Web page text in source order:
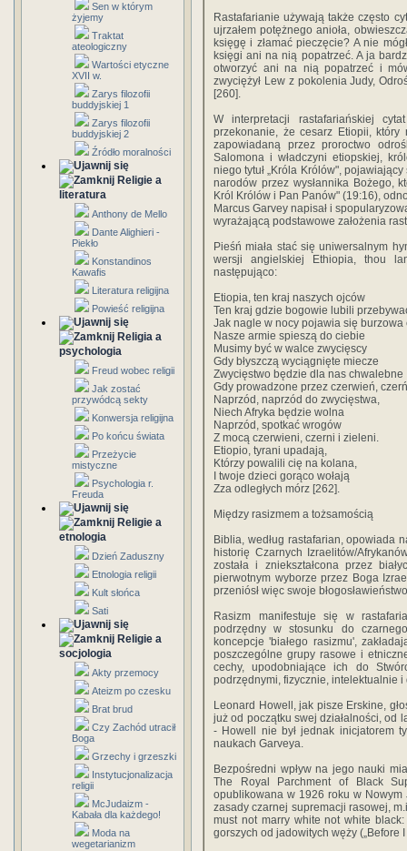
Sen w którym
żyjemy
Traktat
ateologiczny
Wartości etyczne
XVII w.
Zarys filozofii
buddyjskiej 1
Zarys filozofii
buddyjskiej 2
Źródło moralności
Religie a
literatura
Anthony de Mello
Dante Alighieri -
Piekło
Konstandinos
Kawafis
Literatura religijna
Powieść religijna
Religia a
psychologia
Freud wobec religii
Jak zostać
przywódcą sekty
Konwersja religijna
Po końcu świata
Przeżycie
mistyczne
Psychologia r.
Freuda
Religie a
etnologia
Dzień Zaduszny
Etnologia religii
Kult słońca
Sati
Religie a
socjologia
Akty przemocy
Ateizm po czesku
Brat brud
Czy Zachód utracił
Boga
Grzechy i grzeszki
Instytucjonalizacja
religii
McJudaizm -
Kabała dla każdego!
Moda na
wegetarianizm
Rastafarianie używają także często
ujrzałem potężnego anioła,
księgę i złamać pieczęcie? A nie
księgi ani na nią popatrzeć. A ja
otworzyć ani na nią popatrzeć i
zwyciężył Lew z pokolenia Judy,
[260].
W interpretacji rastafariańskiej
przekonanie, że cesarz Etiopii, który
zapowiadaną przez proroctwo
Salomona i władczyni etiopskiej,
niego tytuł „Króla Królów",
narodów przez wysłannika Bożego,
Król Królów i Pan Panów" (19:16),
Marcus Garvey napisał i
wyrażającą podstawowe założenia
Pieśń miała stać się uniwersalnym
wersji angielskiej Ethiopia, thou
następująco:
Etiopia, ten kraj naszych ojców
Ten kraj gdzie bogowie lubili
Jak nagle w nocy pojawia się burzowa
Nasze armie spieszą do ciebie
Musimy być w walce zwycięscy
Gdy błyszczą wyciągnięte miecze
Zwycięstwo będzie dla nas chwalebne
Gdy prowadzone przez czerwień,
Naprzód, naprzód do zwycięstwa,
Niech Afryka będzie wolna
Naprzód, spotkać wrogów
Z mocą czerwieni, czerni i zieleni.
Etiopio, tyrani upadają,
Którzy powalili cię na kolana,
I twoje dzieci gorąco wołają
Zza odległych mórz [262].
Między rasizmem a tożsamością
Biblia, według rastafarian, opowiada
historię Czarnych Izraelitów/
została i zniekształcona przez
pierwotnym wyborze przez Boga
przeniósł więc swoje
Rasizm manifestuje się w
podrzędny w stosunku do
koncepcje 'białego rasizmu',
poszczególne grupy rasowe i
cechy, upodobniające ich do
podrzędnymi, fizycznie, intelektualnie
Leonard Howell, jak pisze Erskine,
już od początku swej działalności, od
- Howell nie był jednak inicjatorem
naukach Garveya.
Bezpośredni wpływ na jego nauki
The Royal Parchment of Black
opublikowana w 1926 roku w Nowym
zasady czarnej supremacji rasowej,
must not marry white not white
gorszych od jadowitych węży („Before